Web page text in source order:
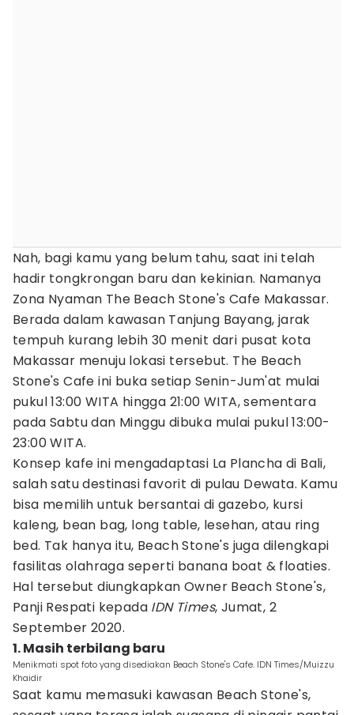
Nah, bagi kamu yang belum tahu, saat ini telah
hadir tongkrongan baru dan kekinian. Namanya
Zona Nyaman The Beach Stone's Cafe Makassar.
Berada dalam kawasan Tanjung Bayang, jarak
tempuh kurang lebih 30 menit dari pusat kota
Makassar menuju lokasi tersebut. The Beach
Stone's Cafe ini buka setiap Senin-Jum'at mulai
pukul 13:00 WITA hingga 21:00 WITA, sementara
pada Sabtu dan Minggu dibuka mulai pukul 13:00-
23:00 WITA.
Konsep kafe ini mengadaptasi La Plancha di Bali,
salah satu destinasi favorit di pulau Dewata. Kamu
bisa memilih untuk bersantai di gazebo, kursi
kaleng, bean bag, long table, lesehan, atau ring
bed. Tak hanya itu, Beach Stone's juga dilengkapi
fasilitas olahraga seperti banana boat & floaties.
Hal tersebut diungkapkan Owner Beach Stone's,
Panji Respati kepada IDN Times, Jumat, 2
September 2020.
1. Masih terbilang baru
Menikmati spot foto yang disediakan Beach Stone's Cafe. IDN Times/Muizzu
Khaidir
Saat kamu memasuki kawasan Beach Stone's,